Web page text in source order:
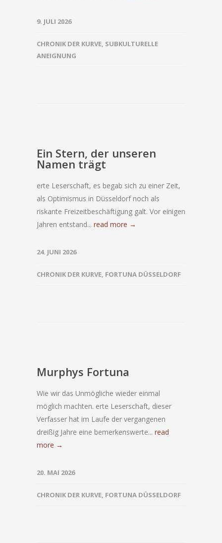
9. JULI 2026
CHRONIK DER KURVE, SUBKULTURELLE
ANEIGNUNG
Ein Stern, der unseren
Namen trägt
erte Leserschaft, es begab sich zu einer Zeit,
als Optimismus in Düsseldorf noch als
riskante Freizeitbeschäftigung galt. Vor einigen
Jahren entstand... read more →
24. JUNI 2026
CHRONIK DER KURVE, FORTUNA DÜSSELDORF
Murphys Fortuna
Wie wir das Unmögliche wieder einmal
möglich machten. erte Leserschaft, dieser
Verfasser hat im Laufe der vergangenen
dreißig Jahre eine bemerkenswerte... read
more →
20. MAI 2026
CHRONIK DER KURVE, FORTUNA DÜSSELDORF